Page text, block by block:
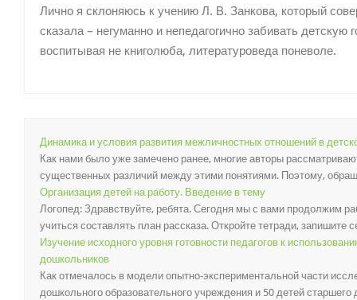
Лично я склоняюсь к учению Л. В. Занкова, который
сказала – негуманно и непедагогично забивать
воспитывая не книголюба, литературоведа поневоле.
Динамика и условия развития межличностных отношений в
Как нами было уже замечено ранее, многие авторы
существенных различий между этими понятиями. Поэтому,
Организация детей на работу. Введение в тему
Логопед: Здравствуйте, ребята. Сегодня мы с вами продолжим
учиться составлять план рассказа. Откройте тетради, запишите
Изучение исходного уровня готовности педагогов к
дошкольников
Как отмечалось в модели опытно-экспериментальной части
дошкольного образовательного учреждения и 50 детей